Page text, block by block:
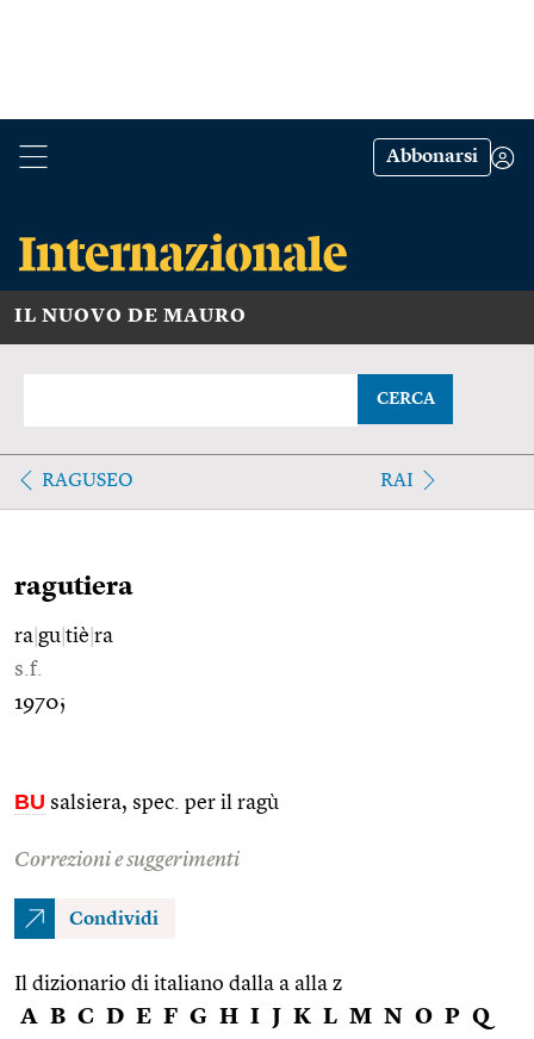
Abbonarsi
IL NUOVO DE MAURO
CERCA
RAGUSEO RAI
ragutiera
ra gu tiè ra
s.f.
1970;
BU salsiera, spec. per il ragù
Correzioni e suggerimenti
Condividi
Il dizionario di italiano dalla a alla z
A B C D E F G H I J K L M N O P Q